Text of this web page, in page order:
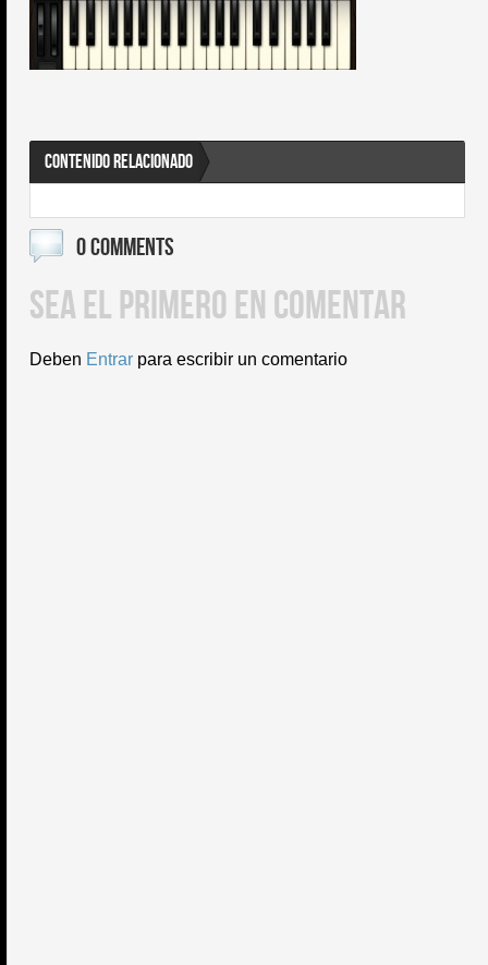
CONTENIDO RELACIONADO
0 COMMENTS
SEA EL PRIMERO EN COMENTAR
Deben Entrar para escribir un comentario